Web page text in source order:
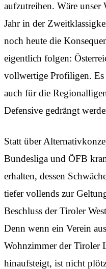
aufzutreiben. Wäre unser
Jahr in der
noch heute die
eigentlich folgen:
vollwertige Profiligen.
auch für die
Defensive gedrängt
Statt über
Bundesliga und ÖFB
erhalten, dessen
tiefer vollends zur
Beschluss der Tiroler
Denn wenn ein Verein
Wohnzimmer der Tiroler
hinaufsteigt, ist nicht